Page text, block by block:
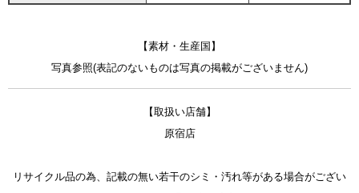
【素材・生産国】
写真参照(表記のないものは写真の掲載がございません)
【取扱い店舗】
原宿店
リサイクル品の為、記載の無い若干のシミ・汚れ等がある場合がござい